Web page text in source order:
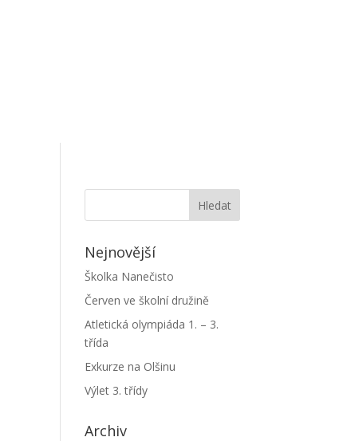
Nejnovější
Školka Nanečisto
Červen ve školní družině
Atletická olympiáda 1. – 3.
třída
Exkurze na Olšinu
Výlet 3. třídy
Archiv